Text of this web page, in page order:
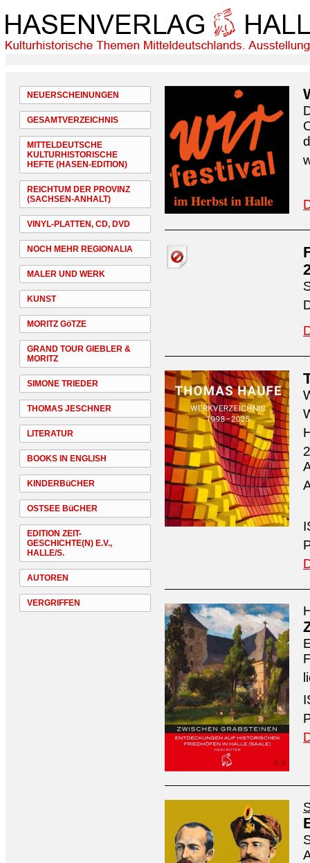
NEUERSCHEINUNGEN
GESAMTVERZEICHNIS
MITTELDEUTSCHE
KULTURHISTORISCHE
HEFTE (HASEN-EDITION)
REICHTUM DER PROVINZ
(SACHSEN-ANHALT)
VINYL-PLATTEN, CD, DVD
NOCH MEHR REGIONALIA
MALER UND WERK
KUNST
MORITZ GöTZE
GRAND TOUR GIEBLER &
MORITZ
SIMONE TRIEDER
THOMAS JESCHNER
LITERATUR
BOOKS IN ENGLISH
KINDERBüCHER
OSTSEE BüCHER
EDITION ZEIT-
GESCHICHTE(N) E.V.,
HALLE/S.
AUTOREN
VERGRIFFEN